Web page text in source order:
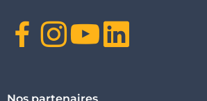
Facebook
Instagram
Youtube